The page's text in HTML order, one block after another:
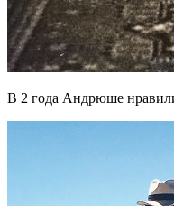
В 2 года Андрюше